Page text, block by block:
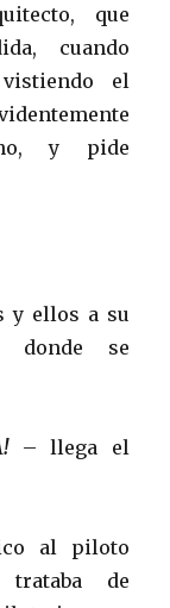
que
cuando
el
y pide
y ellos a su
donde se
– llega el
al piloto
de